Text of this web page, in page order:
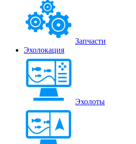
Запчасти
Эхолокация
Эхолоты